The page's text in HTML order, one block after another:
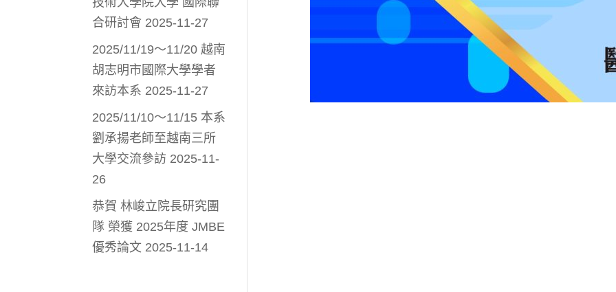
合研討會 2025-11-27
2025/11/19～11/20 越南
胡志明市國際大學學者
來訪本系 2025-11-27
2025/11/10～11/15 本系
劉承揚老師至越南三所
大學交流參訪 2025-11-
26
恭賀 林峻立院長研究團
隊 榮獲 2025年度 JMBE
優秀論文 2025-11-14